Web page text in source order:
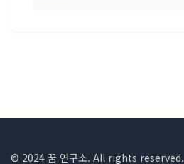
© 2024 꿈 연구소. All rights reserved.